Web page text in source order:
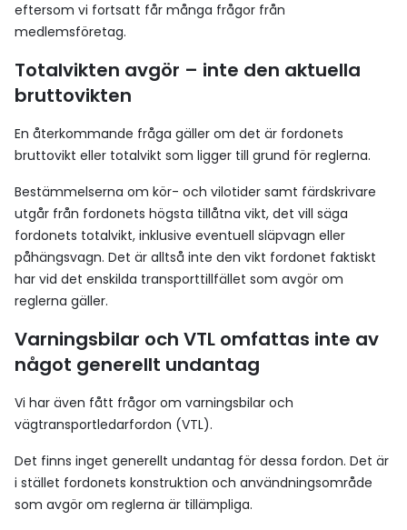
eftersom vi fortsatt får många frågor från
medlemsföretag.
Totalvikten avgör – inte den aktuella
bruttovikten
En återkommande fråga gäller om det är fordonets
bruttovikt eller totalvikt som ligger till grund för reglerna.
Bestämmelserna om kör- och vilotider samt färdskrivare
utgår från fordonets högsta tillåtna vikt, det vill säga
fordonets totalvikt, inklusive eventuell släpvagn eller
påhängsvagn. Det är alltså inte den vikt fordonet faktiskt
har vid det enskilda transporttillfället som avgör om
reglerna gäller.
Varningsbilar och VTL omfattas inte av
något generellt undantag
Vi har även fått frågor om varningsbilar och
vägtransportledarfordon (VTL).
Det finns inget generellt undantag för dessa fordon. Det är
i stället fordonets konstruktion och användningsområde
som avgör om reglerna är tillämpliga.